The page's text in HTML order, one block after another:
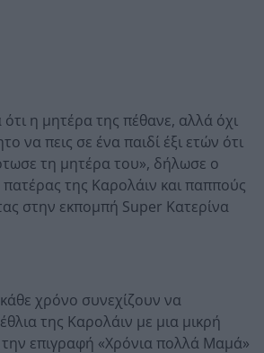
η μητέρα της πέθανε, αλλά όχι
να πεις σε ένα παιδί έξι ετών ότι
τη μητέρα του», δήλωσε ο
πατέρας της Καρολάιν και παππούς
στην εκπομπή Super Κατερίνα
κάθε χρόνο συνεχίζουν να
της Καρολάιν με μια μικρή
επιγραφή «Χρόνια πολλά Μαμά»